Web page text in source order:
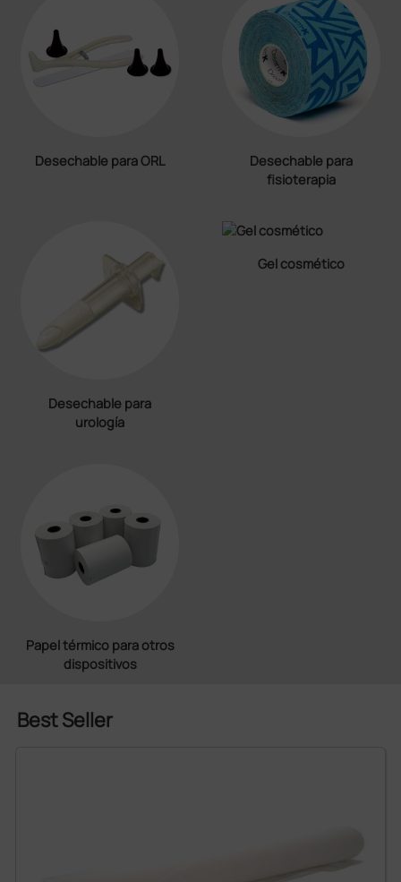
Desechable para ORL
Desechable para
fisioterapia
Desechable para
urología
Gel cosmético
Papel térmico para otros
dispositivos
Best Seller